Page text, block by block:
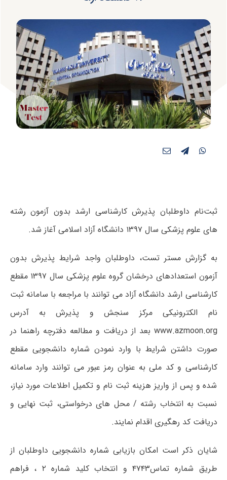
ثبت‌نام داوطلبان پذیرش کارشناسی ارشد بدون آزمون رشته
های علوم پزشکی سال ۱۳۹۷ دانشگاه آزاد اسلامی آغاز شد.
به گزارش مستر تست، داوطلبان واجد شرایط پذیرش بدون
آزمون استعدادهای درخشان گروه علوم پزشکی سال ۱۳۹۷ مقطع
کارشناسی ارشد دانشگاه آزاد می توانند با مراجعه با سامانه ثبت
نام الکترونیکی مرکز سنجش و پذیرش به آدرس
www.azmoon.org بعد از دریافت و مطالعه دفترچه راهنما در
صورت داشتن شرایط با وارد نمودن شماره دانشجویی مقطع
کارشناسی و کد ملی به عنوان رمز عبور می توانند وارد سامانه
شده و پس از واریز هزینه ثبت نام و تکمیل اطلاعات مورد نیاز،
نسبت به انتخاب رشته / محل های درخواستی، ثبت نهایی و
دریافت کد رهگیری اقدام نمایند.
شایان ذکر است امکان بازیابی شماره دانشجویی داوطلبان از
طریق شماره تماس۴۷۴۳ و انتخاب کلید شماره ۲ ، فراهم